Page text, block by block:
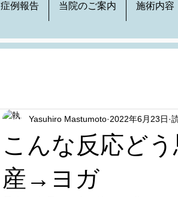
症例報告 当院のご案内 施術内容
こんな反応ど
産→ヨガ
Yasuhiro Mastumoto 2022年6月23日